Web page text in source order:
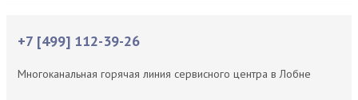
+7 [499] 112-39-26
Многоканальная горячая линия сервисного центра в Лобне